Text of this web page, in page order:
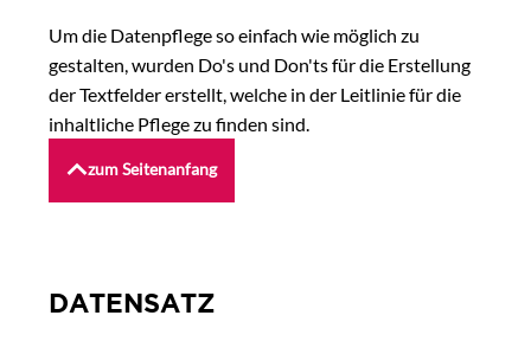
Um die Datenpflege so einfach wie möglich zu
gestalten, wurden Do's und Don'ts für die Erstellung
der Textfelder erstellt, welche in der Leitlinie für die
inhaltliche Pflege zu finden sind.
zum Seitenanfang
DATENSATZ